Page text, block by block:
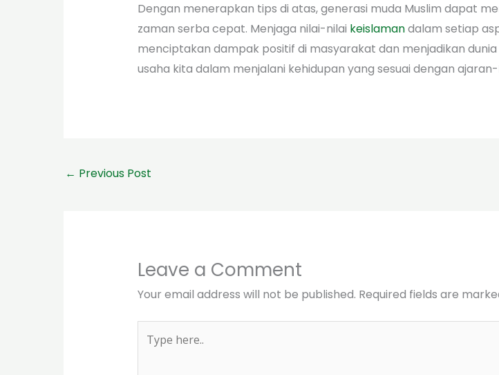
Dengan menerapkan tips di atas, generasi muda Muslim dapat
zaman serba cepat. Menjaga nilai-nilai keislamandalam setiap
menciptakan dampak positif di masyarakat dan menjadikan
usaha kita dalam menjalani kehidupan yang sesuai dengan ajaran-
← Previous Post
Leave a Comment
Your email address will not be published. Required fields are
here..